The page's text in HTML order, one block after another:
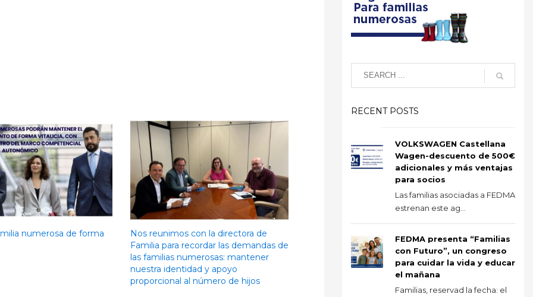
numerosa de forma
Nos reunimos con la directora de
Familia para recordar las demandas de
las familias numerosas: mantener
nuestra identidad y apoyo
proporcional al número de hijos
RECENT POSTS
VOLKSWAGEN Castellana
Wagen-descuento de 500€
adicionales y más ventajas
para socios
Las familias asociadas a FEDMA
estrenan este ag...
FEDMA presenta “Familias
con Futuro”, un congreso
para cuidar la vida y educar
el mañana
Familias, reservad la fecha: el